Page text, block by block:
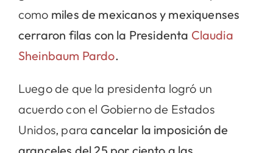
como miles de mexicanos y mexiquenses
cerraron filas con la Presidenta Claudia
Sheinbaum Pardo.
Luego de que la presidenta logró un
acuerdo con el Gobierno de Estados
Unidos, paracancelar la imposición de